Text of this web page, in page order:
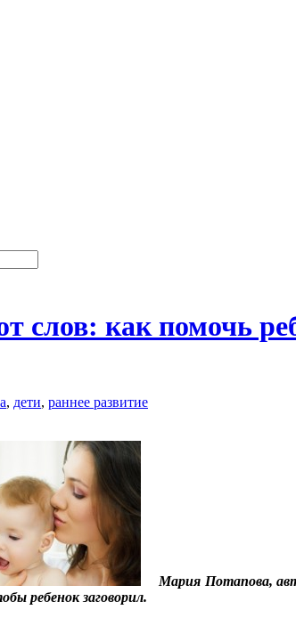
слов: как помочь
, дети, раннее развитие
Мария Потапова,
ребенок заговорил.